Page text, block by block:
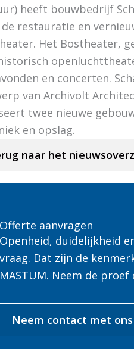
heeft bouwbedrijf
restauratie en
Het Bostheater,
en concerten.
van Archivolt
twee nieuwe
en opslag.
naar het
Offerte aanvragen
Openheid, duidelijkheid
vraag. Dat zijn de
MASTUM. Neem de proef
Neem contact met